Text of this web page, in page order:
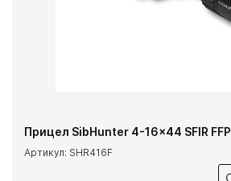
Прицел SibHunter 4-16x44 SFIR FFP
Артикул: SHR416F